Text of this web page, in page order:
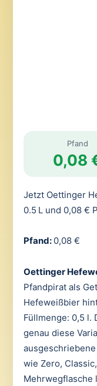
Pfand
0,08
Jetzt Oettinger
0.5 L und 0,08 €
Pfand: 0,08 €
Oettinger
Pfandpirat als
Hefeweißbier
Füllmenge: 0,5 l.
genau diese
wie Zero,
Mehrwegflasche